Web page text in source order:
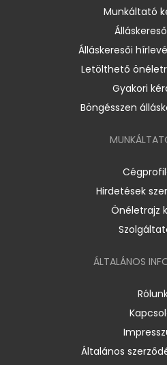
Munkáltató
Álláskeresői
Letölthető
Gyakori
Böngésszen
Hirdetések
Önéletrajz
ÁLTALÁNOS
Általános